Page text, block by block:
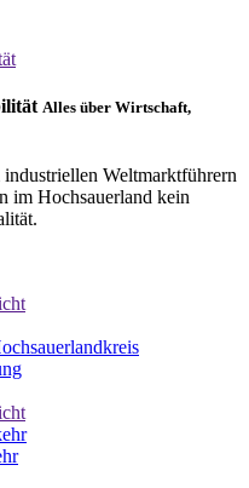
Alles über Wirtschaft,
Weltmarktführern
im Hochsauerland kein